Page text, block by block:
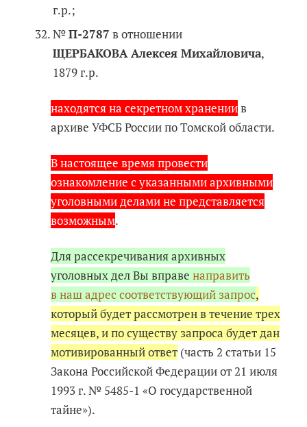
г.р.;
№П-2787 в отношении
ЩЕРБАКОВА Алексея Михайловича,
1879 г.р.
находятся на секретном хранениив
архиве УФСБ России по Томской области.
В настоящее время провести
ознакомление с указанными архивными
уголовными делами не представляется
возможным.
Для рассекречивания архивных
уголовных дел Вы вправенаправить
в наш адрес соответствующий запрос,
который будет рассмотрен в течение трех
месяцев, и по существу запроса будет дан
мотивированный ответ (часть 2 статьи 15
Закона Российской Федерации от 21 июля
1993 г. № 5485-1 «О государственной
тайне»).